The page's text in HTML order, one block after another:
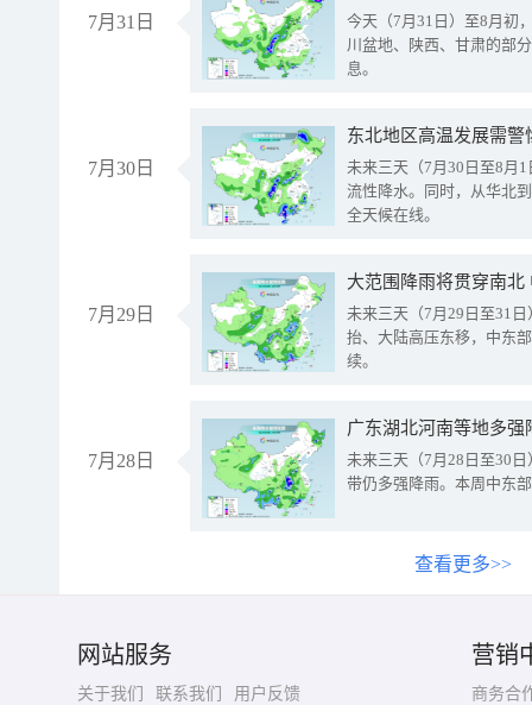
7月31日
今天（7月31日）至8月初
川盆地、陕西、甘肃的部
息。
7月30日
东北地区高温发展需
未来三天（7月30日至8月
流性降水。同时，从华北
全天候在线。
7月29日
大范围降雨将贯穿南
未来三天（7月29日至31
抬、大陆高压东移，中东
续。
7月28日
广东湖北河南等地多
未来三天（7月28日至30
带仍多强降雨。本周中东
查看更多>>
网站服务
关于我们 联系我们
用户反馈
营销
商务合